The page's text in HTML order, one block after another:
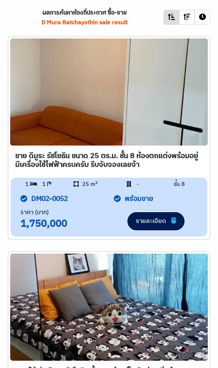
ผลการค้นหาห้องที่ประกาศ ซื้อ-ขาย
D Mura Ratchayothin sale result
ขาย ดีมูระ รัชโยธิน ขนาด 25 ตร.ม. ชั้น 8 ห้องตกแต่งพร้อมอยู่
มีเครื่องใช้ไฟฟ้าครบครับ รีบจับจองเลยจ้า
1 1 25 m2 - ชั้น 8
DM02-0052 พร้อมขาย
ราคา (บาท)
1,750,000 รายละเอียด